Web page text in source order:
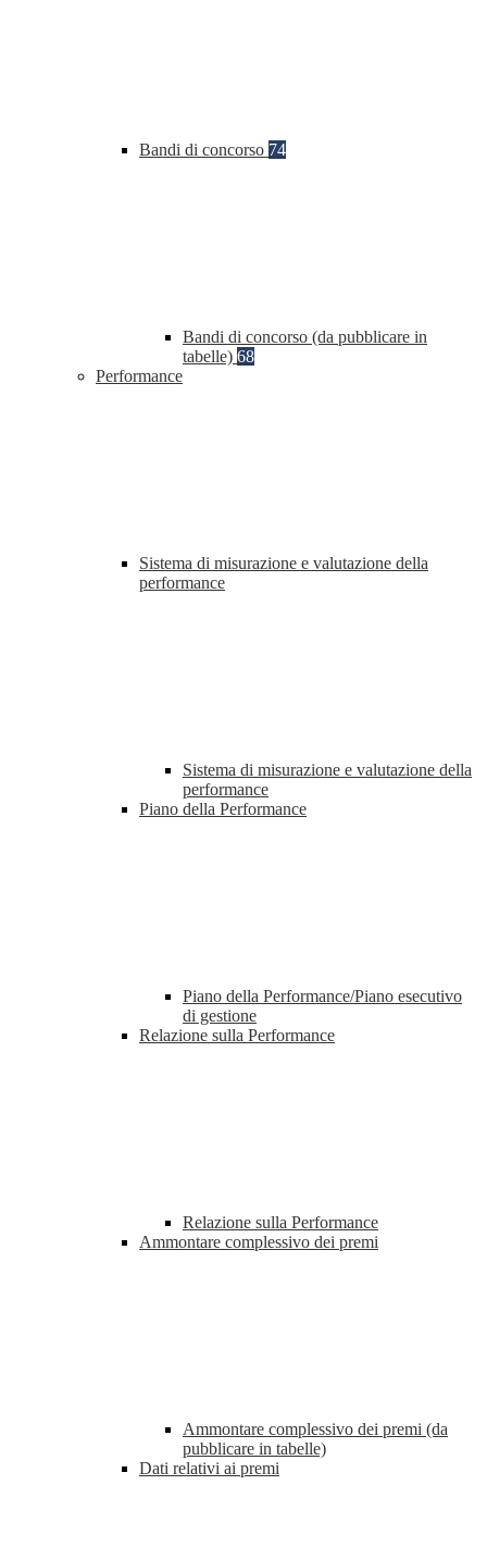
Bandi di concorso 74
Bandi di concorso (da pubblicare in
tabelle) 68
Performance
Sistema di misurazione e valutazione della
performance
Sistema di misurazione e valutazione della
performance
Piano della Performance
Piano della Performance/Piano esecutivo
di gestione
Relazione sulla Performance
Relazione sulla Performance
Ammontare complessivo dei premi
Ammontare complessivo dei premi (da
pubblicare in tabelle)
Dati relativi ai premi